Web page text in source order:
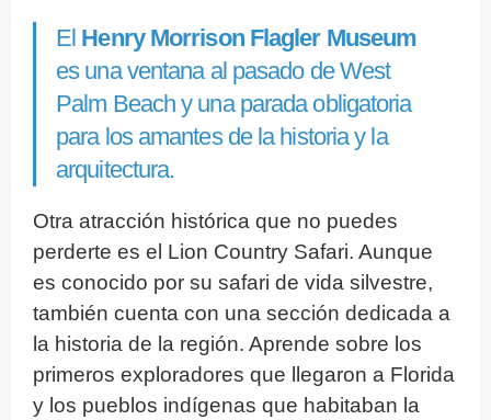
El Henry Morrison Flagler Museum
es una ventana al pasado de West
Palm Beach y una parada obligatoria
para los amantes de la historia y la
arquitectura.
Otra atracción histórica que no puedes
perderte es el Lion Country Safari. Aunque
es conocido por su safari de vida silvestre,
también cuenta con una sección dedicada a
la historia de la región. Aprende sobre los
primeros exploradores que llegaron a Florida
y los pueblos indígenas que habitaban la